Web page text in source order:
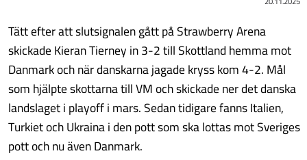
Tätt efter att slutsignalen gått på Strawberry Arena
skickade Kieran Tierney in 3-2 till Skottland hemma mot
Danmark och när danskarna jagade kryss kom 4-2. Mål
som hjälpte skottarna till VM och skickade ner det danska
landslaget i playoff i mars. Sedan tidigare fanns Italien,
Turkiet och Ukraina i den pott som ska lottas mot Sveriges
pott och nu även Danmark.